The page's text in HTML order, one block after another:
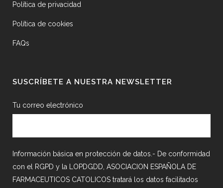
Política de privacidad
Política de cookies
FAQs
SUSCRÍBETE A NUESTRA NEWSLETTER
Tu correo electrónico
Información básica en protección de datos.- De conformidad
con el RGPD y la LOPDGDD, ASOCIACION ESPAÑOLA DE
FARMACEUTICOS CATOLICOS tratará los datos facilitados